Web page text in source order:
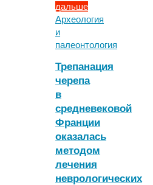
дальше
"Маша
Давидовская
закончила
Семья
Марии
благодарит
всех,
кто
откликнулся
на
историю
девушки"
Археология
и
палеонтология
Трепанация
черепа
в
средневековой
Франции
оказалась
методом
лечения
неврологических